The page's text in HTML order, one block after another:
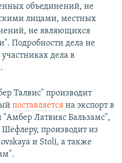
объединений, не
лицами, местных
не являющихся
Подробности дела не
дела в
Талвис" производит
поставляется на экспорт в
Латвияс Бальзамс",
производит из
и Stoli, а также